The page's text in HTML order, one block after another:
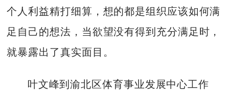
个人利益精打细算，想的都是组织应该如何满
足自己的想法，当欲望没有得到充分满足时，
就暴露出了真实面目。
叶文峰到渝北区体育事业发展中心工作